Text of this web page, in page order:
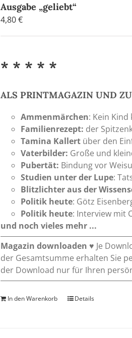
Ausgabe „geliebt“
4,80€
* * * * *
ALS PRINTMAGAZIN UND
Ammenmärchen: Kein
Familienrezept: der
Tamina Kallert über den
Vaterbilder: Große und
Pubertät: Bindung vor
Studien unter der Lupe:
Blitzlichter aus der
Politik heute: Götz
Politik heute: Interview mit
und noch vieles mehr ...
Magazin downloaden ♥ Je
der Gesamtsumme erhalten Sie
der Download nur für Ihren
In den Warenkorb Details